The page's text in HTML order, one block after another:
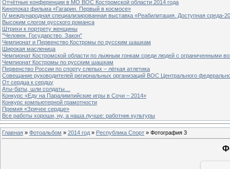
Отчётные конференции в МО ВОС Костромской области 2014 года
Кинопоказ фильма «Гагарин. Первый в космосе»
IV международная специализированная выставка «Реабилитация. Доступная среда-
Высоким слогом русского романса
Штрихи к портрету женщины
"Человек. Государство. Закон"
Чемпионат и Первенство Костромы по русским шашкам
Широкая масленица
Чемпионат Костромской области по лыжным гонкам среди людей с ограниченными
Чемпионат Костромы по русским шашкам
Первенство России по спорту слепых – лёгкая атлетика
Совещание руководителей региональных организаций ВОС Центрального
От сердца к сердцу
Аты-баты, шли солдаты…
Конкурс «Еду на Паралимпийские игры в Сочи – 2014»
Конкурс компьютерной грамотности
Премия «Зрячее сердце»
Все работы хороши, ну, а наша лучше: работник культуры
Главная » Фотоальбом » 2014 год » Республика Спорт » Фотография 3